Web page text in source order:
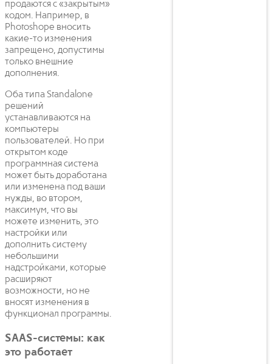
продаются с «закрытым»
кодом. Например, в
Photoshope вносить
какие-то изменения
запрещено, допустимы
только внешние
дополнения.
Оба типа Standalone
решений
устанавливаются на
компьютеры
пользователей. Но при
открытом коде
программная система
может быть доработана
или изменена под ваши
нужды, во втором,
максимум, что вы
можете изменить, это
настройки или
дополнить систему
небольшими
надстройками, которые
расширяют
возможности, но не
вносят изменения в
функционал программы.
SAAS-системы: как
это работает